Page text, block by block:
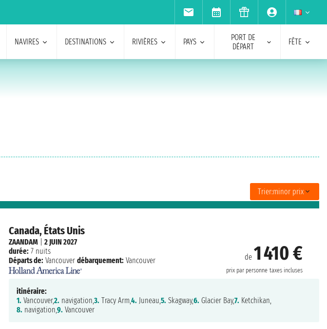
NAVIRES DESTINATIONS RIVIÈRES PAYS
PORT DE
DÉPART
FÊTE
Trier:minor prix
Canada, États Unis
de 1 410 €
prix par personne taxes incluses
ZAANDAM| 2 JUIN 2027
durée: 7 nuits
Départs de: Vancouver débarquement: Vancouver
itinéraire:
1. Vancouver,2. navigation, 3. Tracy Arm, 4. Juneau, 5. Skagway,6. Glacier Bay,7. Ketchikan,
8. navigation, 9. Vancouver